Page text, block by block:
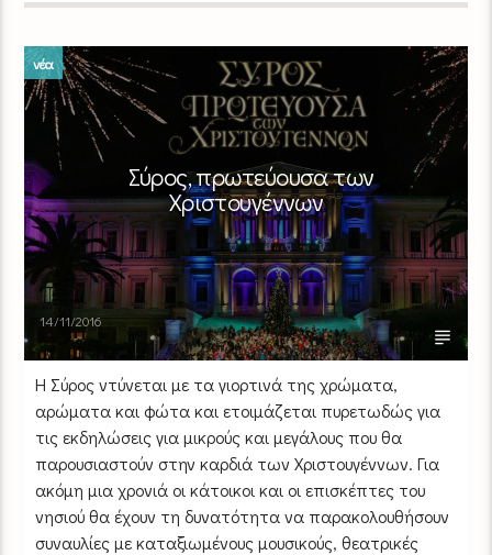
νέα
Σύρος, πρωτεύουσα των
Χριστουγέννων
14/11/2016
Η Σύρος ντύνεται με τα γιορτινά της χρώματα,
αρώματα και φώτα και ετοιμάζεται πυρετωδώς για
τις εκδηλώσεις για μικρούς και μεγάλους που θα
παρουσιαστούν στην καρδιά των Χριστουγέννων. Για
ακόμη μια χρονιά οι κάτοικοι και οι επισκέπτες του
νησιού θα έχουν τη δυνατότητα να παρακολουθήσουν
συναυλίες με καταξιωμένους μουσικούς, θεατρικές